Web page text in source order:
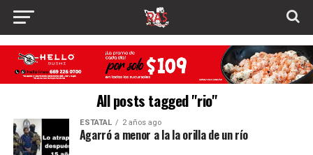
All posts tagged "rio"
ESTATAL 2 años ago
Agarró a menor a la la orilla de un río